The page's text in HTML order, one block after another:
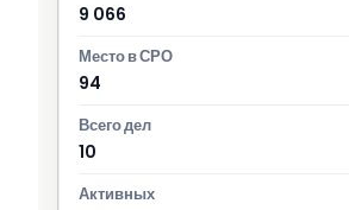
9 066
94
10